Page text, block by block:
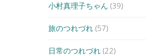
小村真理子ちゃん (39)
旅のつれづれ (57)
日常のつれづれ (22)